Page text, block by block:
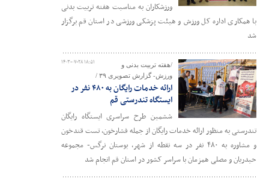
ورزشکاران به مناسبت هفته تربیت بدنی
با همکاری اداره کل ورزش و هیئت پزشکی ورزشی در استان قم برگزار
شد
۱۴۰۳-۰۷-۲۸ ۱۸:۵۱
/هفته تربیت بدنی و
ورزش- گزارش تصویری ۳۹ /
ارائه خدمات رایگان به ۴۸۰ نفر در
ایستگاه تندرستی قم
ششمین طرح سراسری ایستگاه رایگان
تندرستی به منظور ارائه خدمات رایگان از جمله فشارخون، تست قندخون
و مشاوره به ۴۸۰ نفر در سه نقطه از شهر، بوستان نرگس- مجموعه
حیدریان و مصلی همزمان با سراسر کشور در استان قم انجام شد